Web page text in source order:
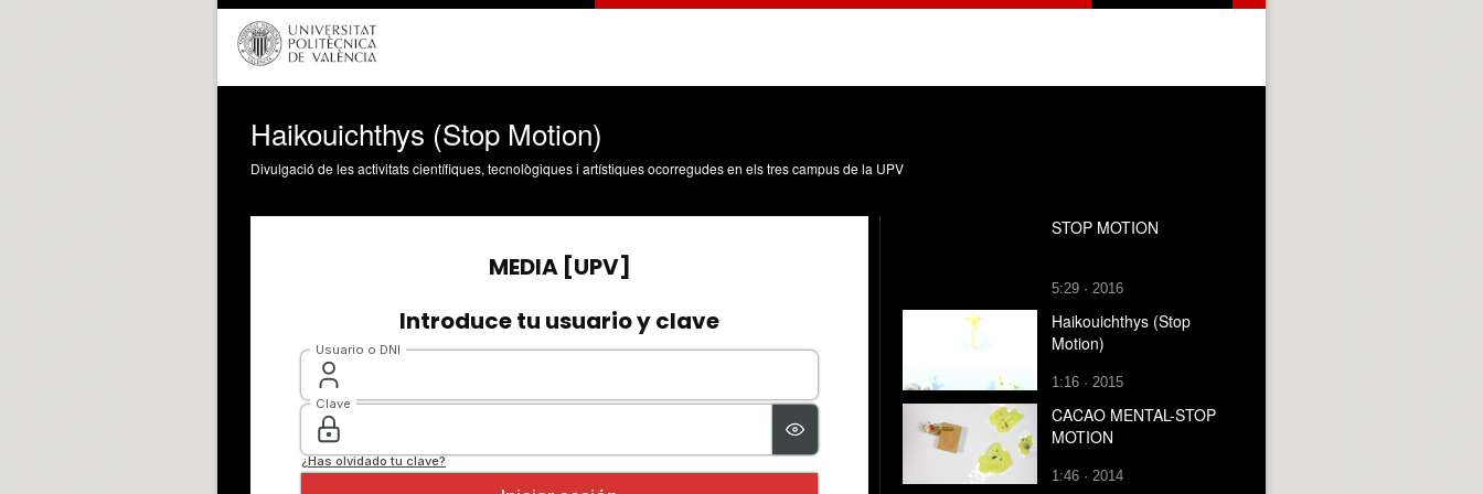
Haikouichthys (Stop Motion)
Divulgació de les activitats científiques, tecnològiques i artístiques ocorregudes en els tres campus de la UPV
STOP MOTION
5:29 · 2016
Haikouichthys (Stop
Motion)
1:16 · 2015
CACAO MENTAL-STOP
MOTION
1:46 · 2014